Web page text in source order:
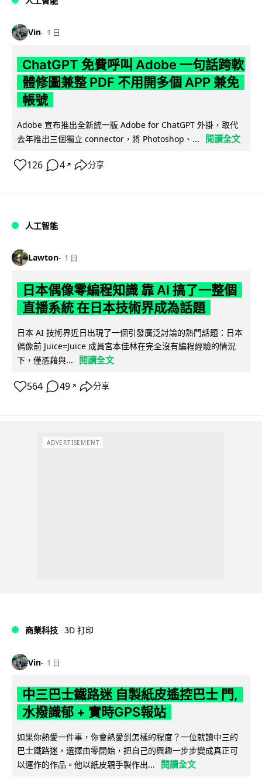
Vin 1 日
ChatGPT 免費呼叫 Adobe 一句話跨軟
體修圖兼整 PDF 不用開多個 APP 兼免
帳號
Adobe 宣布推出全新統一版 Adobe for ChatGPT 外掛，取代
去年推出三個獨立 connector，將 Photoshop、...
閱讀全文
126 4 ↗ 分享
人工智能
Lawton 1 日
日本偶像零編程知識 靠 AI 搞了一整個
直播系統 在日本技術界成為話題
日本 AI 技術界近日出現了一個引發廣泛討論的熱門話題：日本
偶像前 Juice=Juice 成員宮本佳林在完全沒有編程經驗的情況
下，僅憑藉與...
閱讀全文
564 49 ↗ 分享
ADVERTISEMENT
商業科技 3D 打印
Vin 1 日
中三巴士鐵路迷 自製紙皮遙控巴士 門,
水撥識郁 + 實時GPS報站
如果你熱愛一件事，你會熱愛到怎樣的程度？一位就讀中三的
巴士鐵路迷，選擇由零開始，把自己的興趣一步步變成真正可
以運作的作品。他以紙皮親手製作出...
閱讀全文